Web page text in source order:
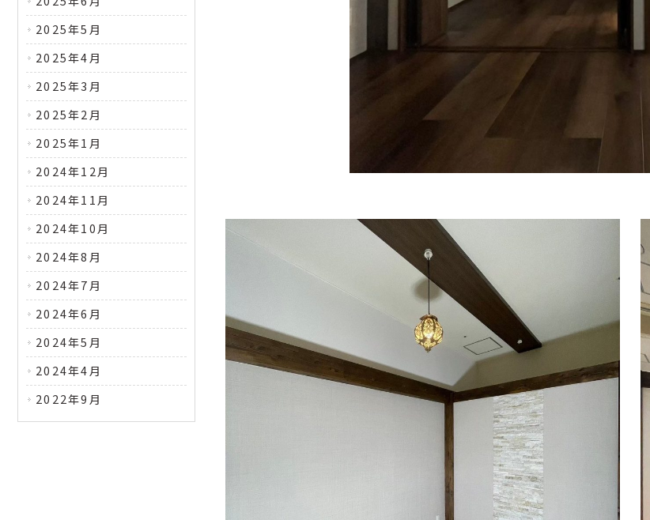
2025年5月
2025年4月
2025年3月
2025年2月
2025年1月
2024年12月
2024年11月
2024年10月
2024年8月
2024年7月
2024年6月
2024年5月
2024年4月
2022年9月